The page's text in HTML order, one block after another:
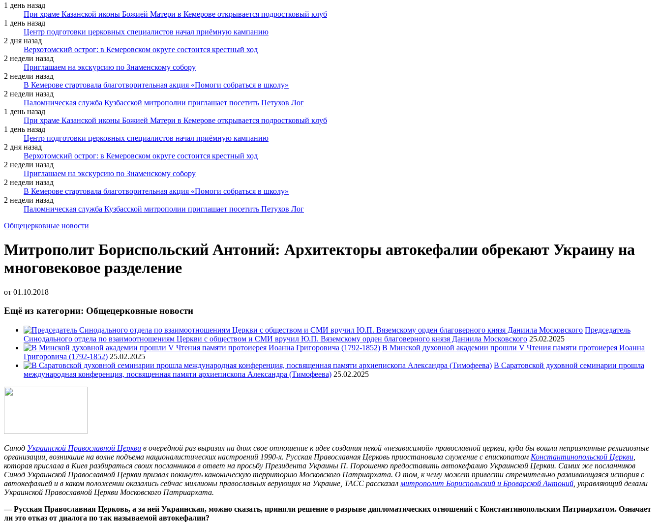
1 день назад
При храме Казанской иконы Божией Матери в Кемерове открывается подростковый клуб
1 день назад
Центр подготовки церковных специалистов начал приёмную кампанию
2 дня назад
Верхотомский острог: в Кемеровском округе состоится крестный ход
2 недели назад
Приглашаем на экскурсию по Знаменскому собору
2 недели назад
В Кемерове стартовала благотворительная акция «Помоги собраться в школу»
2 недели назад
Паломническая служба Кузбасской митрополии приглашает посетить Петухов Лог
1 день назад
При храме Казанской иконы Божией Матери в Кемерове открывается подростковый клуб
1 день назад
Центр подготовки церковных специалистов начал приёмную кампанию
2 дня назад
Верхотомский острог: в Кемеровском округе состоится крестный ход
2 недели назад
Приглашаем на экскурсию по Знаменскому собору
2 недели назад
В Кемерове стартовала благотворительная акция «Помоги собраться в школу»
2 недели назад
Паломническая служба Кузбасской митрополии приглашает посетить Петухов Лог
Общецерковные новости
Митрополит Бориспольский Антоний: Архитекторы автокефалии обрекают Украину на
многовековое разделение
от 01.10.2018
Ещё из категории: Общецерковные новости
Председатель
Синодального отдела по взаимоотношениям Церкви с обществом и СМИ вручил Ю.П. Вяземскому орден благоверного князя Даниила Московского 25.02.2025
В Минской духовной академии прошли V Чтения памяти протоиерея Иоанна
Григоровича (1792-1852) 25.02.2025
В Саратовской духовной семинарии прошла
международная конференция, посвященная памяти архиепископа Александра (Тимофеева) 25.02.2025
Синод Украинской Православной Церкви в очередной раз выразил на днях свое отношение к идее создания некой «независимой» православной церкви, куда бы вошли непризнанные религиозные
организации, возникшие на волне подъема националистических настроений 1990-х. Русская Православная Церковь приостановила служение с епископатом Константинопольской Церкви
которая прислала в Киев разбираться своих посланников в ответ на просьбу Президента Украины П. Порошенко предоставить автокефалию Украинской Церкви. Самих же посланников
Синод Украинской Православной Церкви призвал покинуть каноническую территорию Московского Патриархата. О том, к чему может привести стремительно развивающаяся история с
автокефалией и в каком положении оказались сейчас миллионы православных верующих на Украине, ТАСС рассказал митрополит Бориспольский и Броварской Антоний , управляющий делами
Украинской Православной Церкви Московского Патриархата.
— Русская Православная Церковь, а за ней Украинская, можно сказать, приняли решение о разрыве дипломатических отношений с Константинопольским Патриархатом. Означает
ли это отказ от диалога по так называемой автокефалии?